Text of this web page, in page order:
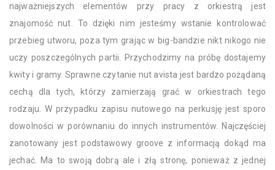
najważniejszych elementów przy pracy z orkiestrą jest
znajomość nut. To dzięki nim jesteśmy wstanie kontrolować
przebieg utworu, poza tym grając w big-bandzie nikt nikogo nie
uczy poszczególnych partii. Przychodzimy na próbę dostajemy
kwity i gramy. Sprawne czytanie nut avista jest bardzo pożądaną
cechą dla tych, którzy zamierzają grać w orkiestrach tego
rodzaju. W przypadku zapisu nutowego na perkusję jest sporo
dowolności w porównaniu do innych instrumentów. Najczęściej
zanotowany jest podstawowy groove z informacją dokąd ma
jechać. Ma to swoją dobrą ale i złą stronę, ponieważ z jednej